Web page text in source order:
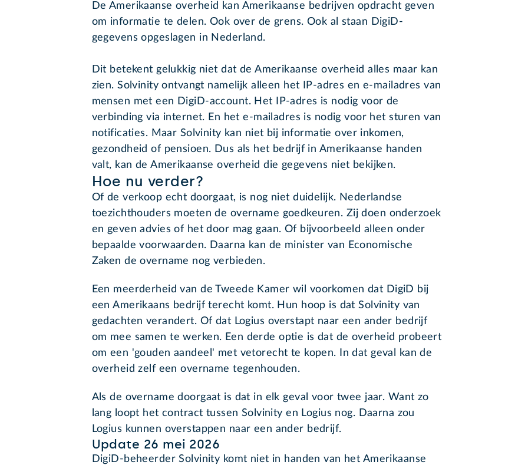
De Amerikaanse overheid kan Amerikaanse bedrijven opdracht geven
om informatie te delen. Ook over de grens. Ook al staan DigiD-
gegevens opgeslagen in Nederland.
Dit betekent gelukkig niet dat de Amerikaanse overheid alles maar kan
zien. Solvinity ontvangt namelijk alleen het IP-adres en e-mailadres van
mensen met een DigiD-account. Het IP-adres is nodig voor de
verbinding via internet. En het e-mailadres is nodig voor het sturen van
notificaties. Maar Solvinity kan niet bij informatie over inkomen,
gezondheid of pensioen. Dus als het bedrijf in Amerikaanse handen
valt, kan de Amerikaanse overheid die gegevens niet bekijken.
Hoe nu verder?
Of de verkoop echt doorgaat, is nog niet duidelijk. Nederlandse
toezichthouders moeten de overname goedkeuren. Zij doen onderzoek
en geven advies of het door mag gaan. Of bijvoorbeeld alleen onder
bepaalde voorwaarden. Daarna kan de minister van Economische
Zaken de overname nog verbieden.
Een meerderheid van de Tweede Kamer wil voorkomen dat DigiD bij
een Amerikaans bedrijf terecht komt. Hun hoop is dat Solvinity van
gedachten verandert. Of dat Logius overstapt naar een ander bedrijf
om mee samen te werken. Een derde optie is dat de overheid probeert
om een 'gouden aandeel' met vetorecht te kopen. In dat geval kan de
overheid zelf een overname tegenhouden.
Als de overname doorgaat is dat in elk geval voor twee jaar. Want zo
lang loopt het contract tussen Solvinity en Logius nog. Daarna zou
Logius kunnen overstappen naar een ander bedrijf.
Update 26 mei 2026
DigiD-beheerder Solvinity komt niet in handen van het Amerikaanse